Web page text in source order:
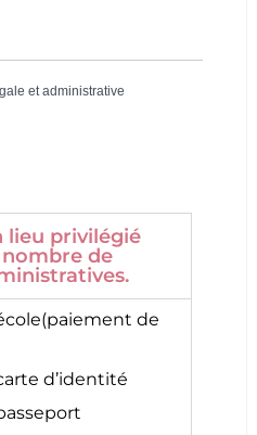
et administrative
lieu privilégié
de
de
d’identité